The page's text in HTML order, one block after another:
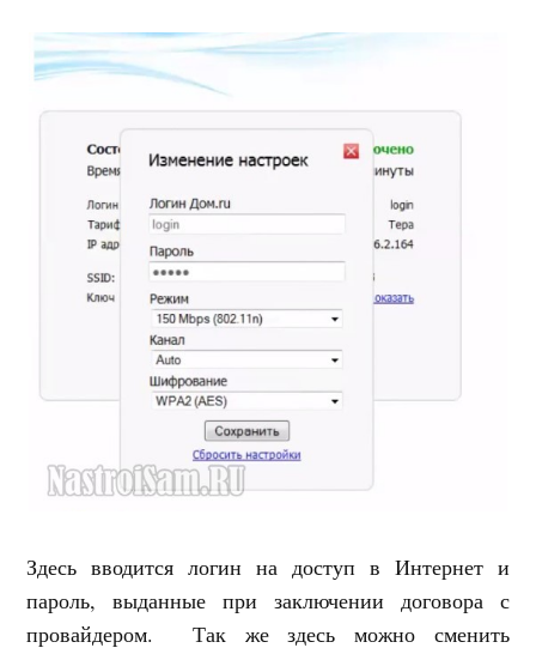
Здесь вводится логин на доступ в Интернет и
пароль, выданные при заключении договора с
провайдером. Так же здесь можно сменить